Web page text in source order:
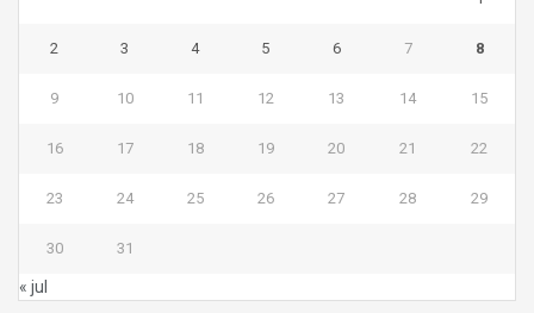
2 3 4 5 6 7 8
9 10 11 12 13 14 15
16 17 18 19 20 21 22
23 24 25 26 27 28 29
30 31
« jul